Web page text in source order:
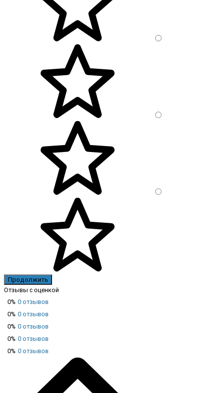
Продолжить
Отзывы с оценкой
0% 0 отзывов
0% 0 отзывов
0% 0 отзывов
0% 0 отзывов
0% 0 отзывов